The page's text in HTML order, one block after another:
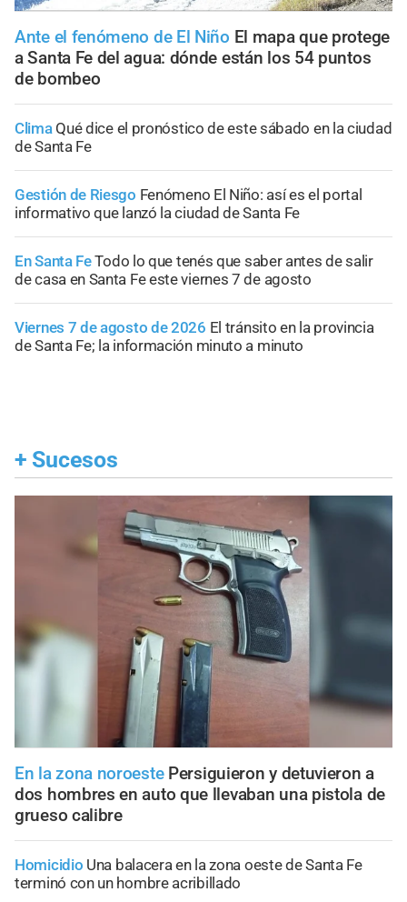
Ante el fenómeno de El Niño El mapa que protege
a Santa Fe del agua: dónde están los 54 puntos
de bombeo
Clima Qué dice el pronóstico de este sábado en la ciudad
de Santa Fe
Gestión de Riesgo Fenómeno El Niño: así es el portal
informativo que lanzó la ciudad de Santa Fe
En Santa FeTodo lo que tenés que saber antes de salir
de casa en Santa Fe este viernes 7 de agosto
Viernes 7 de agosto de 2026 El tránsito en la provincia
de Santa Fe; la información minuto a minuto
+ Sucesos
En la zona noroeste Persiguieron y detuvieron a
dos hombres en auto que llevaban una pistola de
grueso calibre
Homicidio Una balacera en la zona oeste de Santa Fe
terminó con un hombre acribillado